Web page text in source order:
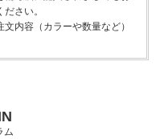
さい。
内容（カラーや数量など）
ム